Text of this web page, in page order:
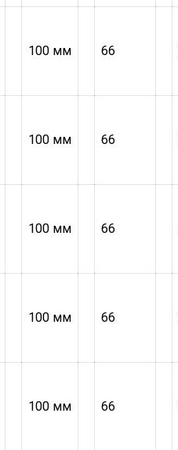
100 мм 66
100 мм 66
100 мм 66
100 мм 66
100 мм 66